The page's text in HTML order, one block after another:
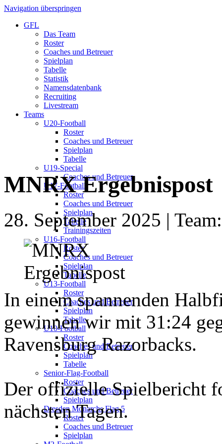
Navigation überspringen
GFL
Das Team
Roster
Coaches und Betreuer
Spielplan
Tabelle
Statistik
Namensdatenbank
Recruiting
Livestream
Teams
U20-Football
Roster
Coaches und Betreuer
Spielplan
Tabelle
U19-Special
Coaches und Betreuer
U17-Football
Roster
Coaches und Betreuer
Spielplan
Tabelle
Trainingszeiten
U16-Football
Roster
Coaches und Betreuer
Spielplan
Tabelle
U13-Football
Roster
Coaches und Betreuer
Spielplan
Tabelle
U10-Football
Roster
Coaches und Betreuer
Spielplan
Tabelle
Senior-Flag-Football
Roster
Coaches und Betreuer
Spielplan
Dresden Monarchs Flag 5
Roster
Coaches und Betreuer
Spielplan
MNRX Ergebnispost
28. September 2025 |
In einem spannenden
gewinnen wir mit 31:24
Ravensburg Razorbacks.
Der offizielle Spielbericht
nächsten Tagen.